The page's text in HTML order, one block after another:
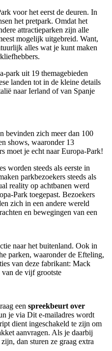
voor het eerst de deuren. In
het pretpark. Omdat het
attractieparken zijn alle
mogelijk uitgebreid. Want,
alles wat je kunt maken
park uit 19 themagebieden
landen tot in de kleine details
naar Ierland of van Spanje
bevinden zich meer dan 100
shows, waaronder 13
moet je echt naar Europa-Park!
worden steeds als eerste in
parkbezoekers steeds als
reality op achtbanen werd
Park toegepast. Bezoekers
zich in een andere wereld
en bewegingen van een
naar het buitenland. Ook in
parken, waaronder de Efteling,
van deze fabrikant: Mack
de vijf grootste
een spreekbeurt over
je via Dit e-mailadres wordt
dient ingeschakeld te zijn om
aanvragen. Als je daarbij
dan sturen ze graag extra